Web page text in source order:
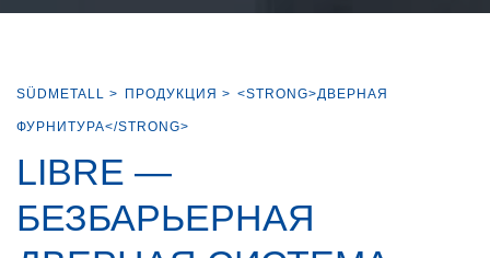
SÜDMETALL > ПРОДУКЦИЯ > <STRONG>ДВЕРНАЯ
ФУРНИТУРА</STRONG>
LIBRE —
БЕЗБАРЬЕРНАЯ